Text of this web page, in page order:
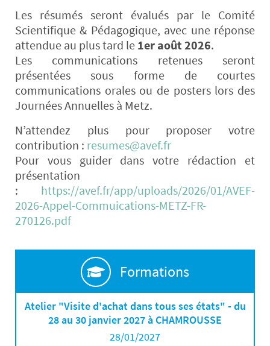
Les résumés seront évalués par le Comité
Scientifique & Pédagogique, avec une réponse
attendue au plus tard le 1er août 2026.
Les communications retenues seront
présentées sous forme de courtes
communications orales ou de posters lors des
Journées Annuelles à Metz.
N’attendez plus pour proposer votre
contribution : resumes@avef.fr
Pour vous guider dans votre rédaction et
présentation
: https://avef.fr/app/uploads/2026/01/AVEF-
2026-Appel-Commuications-METZ-FR-
270126.pdf
Formations
Atelier "Visite d'achat dans tous ses états" - du
28 au 30 janvier 2027 à CHAMROUSSE
28/01/2027